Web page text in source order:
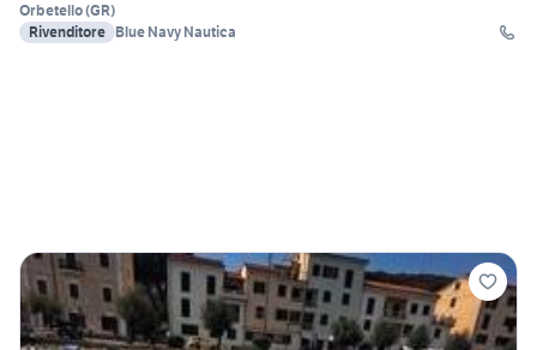
Orbetello(GR)
Rivenditore Blue Navy Nautica